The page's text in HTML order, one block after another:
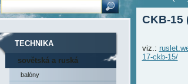
CKB-15
viz.:
17-ckb-15/
TECHNIKA
sovětská a ruská
technika
balóny